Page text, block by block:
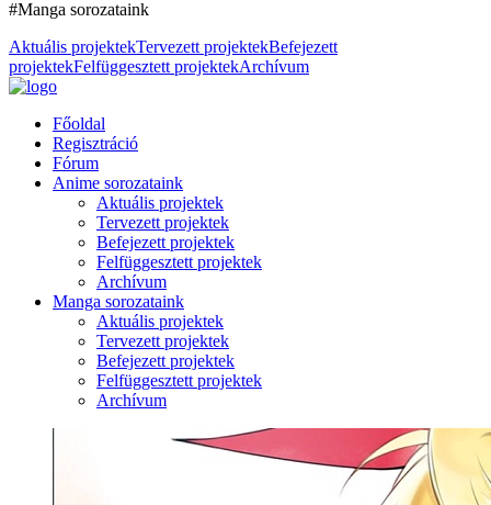
#Manga sorozataink
Aktuális projektekTervezett projektekBefejezett
projektekFelfüggesztett projektekArchívum
Főoldal
Regisztráció
Fórum
Anime sorozataink
Aktuális projektek
Tervezett projektek
Befejezett projektek
Felfüggesztett projektek
Archívum
Manga sorozataink
Aktuális projektek
Tervezett projektek
Befejezett projektek
Felfüggesztett projektek
Archívum